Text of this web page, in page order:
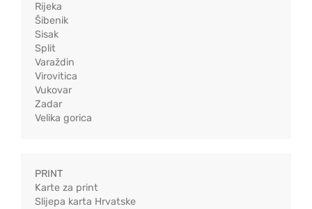
Rijeka
Šibenik
Sisak
Split
Varaždin
Virovitica
Vukovar
Zadar
Velika gorica
PRINT
Karte za print
Slijepa karta Hrvatske